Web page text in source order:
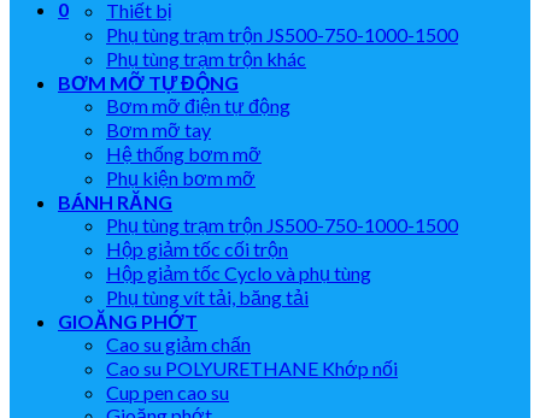
0
Thiết bị
Phụ tùng trạm trộn JS500-750-1000-1500
Phụ tùng trạm trộn khác
BƠM MỠ TỰ ĐỘNG
Bơm mỡ điện tự động
Bơm mỡ tay
Hệ thống bơm mỡ
Phụ kiện bơm mỡ
BÁNH RĂNG
Phụ tùng trạm trộn JS500-750-1000-1500
Hộp giảm tốc cối trộn
Hộp giảm tốc Cyclo và phụ tùng
Phụ tùng vít tải, băng tải
GIOĂNG PHỚT
Cao su giảm chấn
Cao su POLYURETHANE Khớp nối
Cup pen cao su